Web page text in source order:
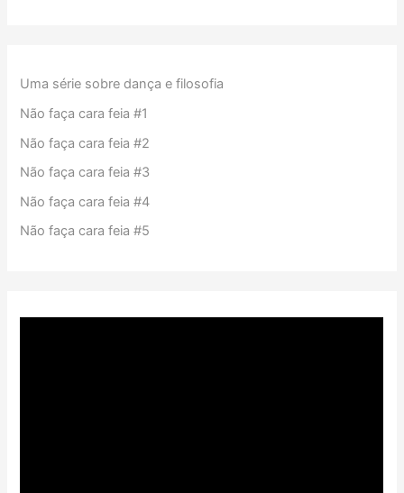
Uma série sobre dança e filosofia
Não faça cara feia #1
Não faça cara feia #2
Não faça cara feia #3
Não faça cara feia #4
Não faça cara feia #5